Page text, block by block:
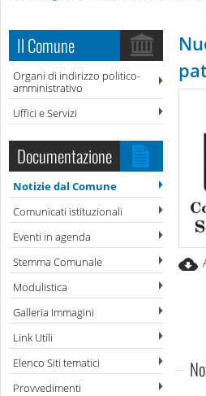
Il Comune
Organi di indirizzo politico-
amministrativo
Uffici e Servizi
Documentazione
Notizie dal Comune
Comunicati istituzionali
Eventi in agenda
Stemma Comunale
Modulistica
Galleria Immagini
Link Utili
Elenco Siti tematici
Provvedimenti